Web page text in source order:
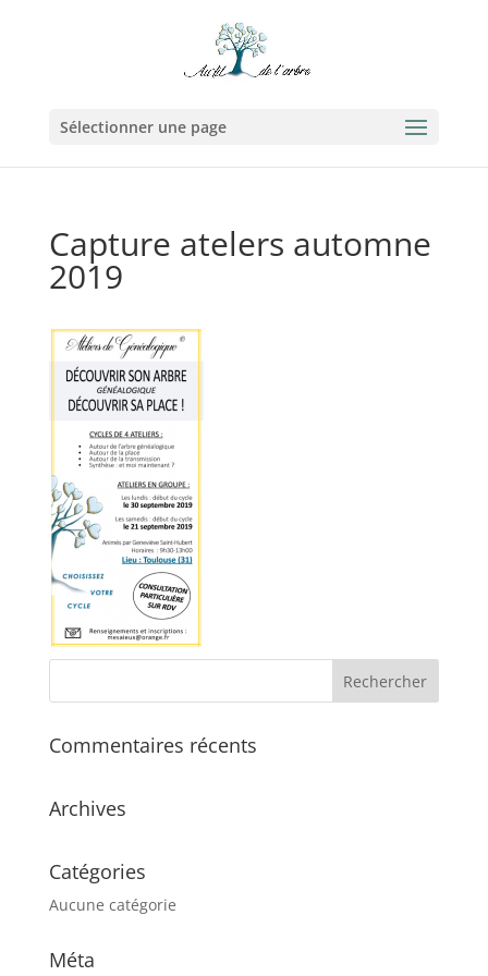
Sélectionner une page
Capture atelers automne
2019
Commentaires récents
Archives
Catégories
Aucune catégorie
Méta